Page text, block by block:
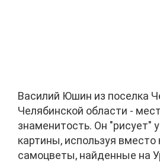
Василий Юшин из поселка
Челябинской области -
знаменитость. Он "рисует"
картины, используя вместо
самоцветы, найденные на